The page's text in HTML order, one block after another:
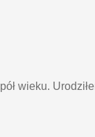
wieku.